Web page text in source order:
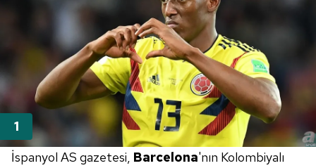
İspanyol AS gazetesi, Barcelona'nın Kolombiyalı